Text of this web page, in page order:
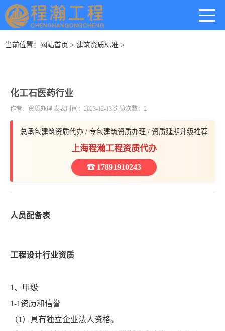
当前位置： 网站首页 > 建筑资质标准 >
化工石医药行业
作者：资质办理 发表时间：2023-12-13 浏览次数：2
总承包建筑资质代办 / 专包建筑资质办理 / 资质延期升级推荐
上海程瀚工程资质代办
☎ 17891910243
人员配备表
工程设计行业资质
1、甲级
1-1资历和信誉
（1）具有独立企业法人资格。